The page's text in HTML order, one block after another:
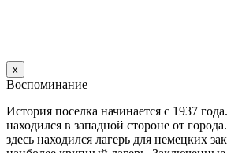
х
Воспоминание
История поселка начинается с 1937
находился в западной стороне от
здесь находился лагерь для немецких